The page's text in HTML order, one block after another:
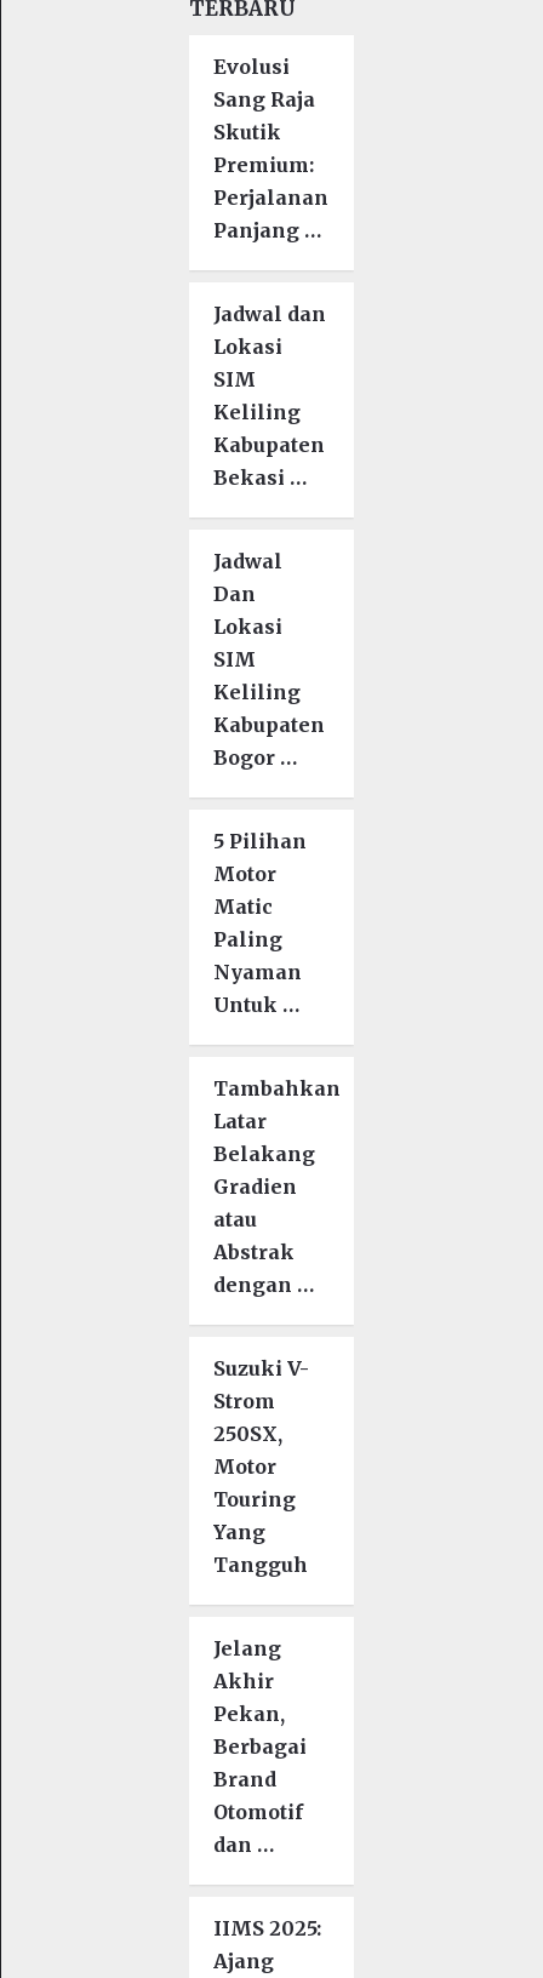
TERBARU
Evolusi
Sang Raja
Skutik
Premium:
Perjalanan
Panjang …
Jadwal dan
Lokasi
SIM
Keliling
Kabupaten
Bekasi …
Jadwal
Dan
Lokasi
SIM
Keliling
Kabupaten
Bogor …
5 Pilihan
Motor
Matic
Paling
Nyaman
Untuk …
Tambahkan
Latar
Belakang
Gradien
atau
Abstrak
dengan …
Suzuki V-
Strom
250SX,
Motor
Touring
Yang
Tangguh
Jelang
Akhir
Pekan,
Berbagai
Brand
Otomotif
dan …
IIMS 2025:
Ajang